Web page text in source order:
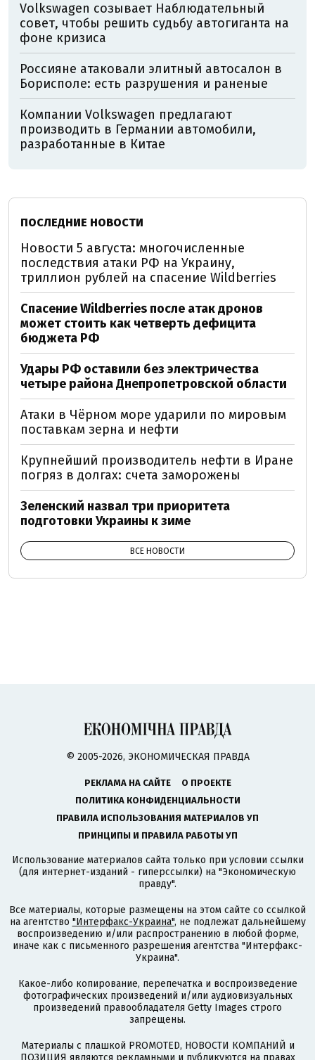
Volkswagen созывает Наблюдательный
совет, чтобы решить судьбу автогиганта на
фоне кризиса
Россияне атаковали элитный автосалон в
Борисполе: есть разрушения и раненые
Компании Volkswagen предлагают
производить в Германии автомобили,
разработанные в Китае
ПОСЛЕДНИЕ НОВОСТИ
Новости 5 августа: многочисленные
последствия атаки РФ на Украину,
триллион рублей на спасение Wildberries
Спасение Wildberries после атак дронов
может стоить как четверть дефицита
бюджета РФ
Удары РФ оставили без электричества
четыре района Днепропетровской области
Атаки в Чёрном море ударили по мировым
поставкам зерна и нефти
Крупнейший производитель нефти в Иране
погряз в долгах: счета заморожены
Зеленский назвал три приоритета
подготовки Украины к зиме
ВСЕ НОВОСТИ
© 2005-2026, ЭКОНОМИЧЕСКАЯ ПРАВДА
РЕКЛАМА НА САЙТЕ
О ПРОЕКТЕ
ПОЛИТИКА КОНФИДЕНЦИАЛЬНОСТИ
ПРАВИЛА ИСПОЛЬЗОВАНИЯ МАТЕРИАЛОВ УП
ПРИНЦИПЫ И ПРАВИЛА РАБОТЫ УП
Использование материалов сайта только при условии ссылки
(для интернет-изданий - гиперссылки) на "Экономическую
правду".
Все материалы, которые размещены на этом сайте со ссылкой
на агентство "Интерфакс-Украина", не подлежат дальнейшему
воспроизведению и/или распространению в любой форме,
иначе как с письменного разрешения агентства "Интерфакс-
Украина".
Какое-либо копирование, перепечатка и воспроизведение
фотографических произведений и/или аудиовизуальных
произведений правообладателя Getty Images строго
запрещены.
Материалы с плашкой PROMOTED, НОВОСТИ КОМПАНИЙ и